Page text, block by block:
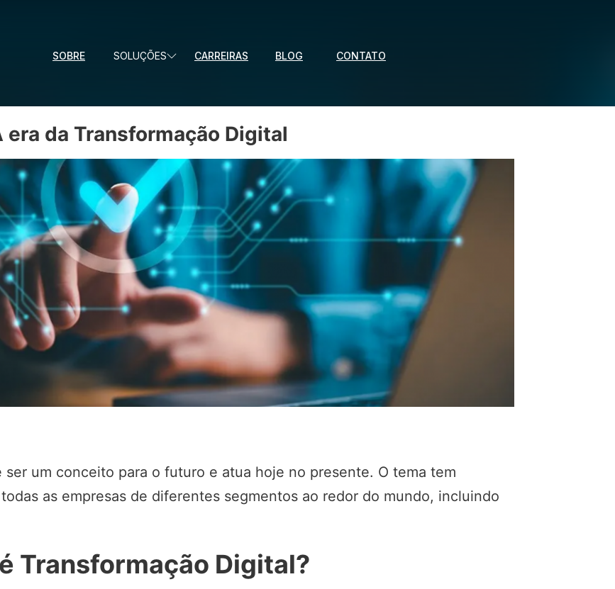
SOBRE SOLUÇÕES CARREIRAS BLOG CONTATO
era da Transformação Digital
um conceito para o futuro e atua hoje no presente. O tema tem
as empresas de diferentes segmentos ao redor do mundo, incluindo
Transformação Digital?